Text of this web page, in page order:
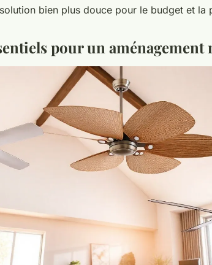
bien plus douce pour le budget et la
pour un aménagement